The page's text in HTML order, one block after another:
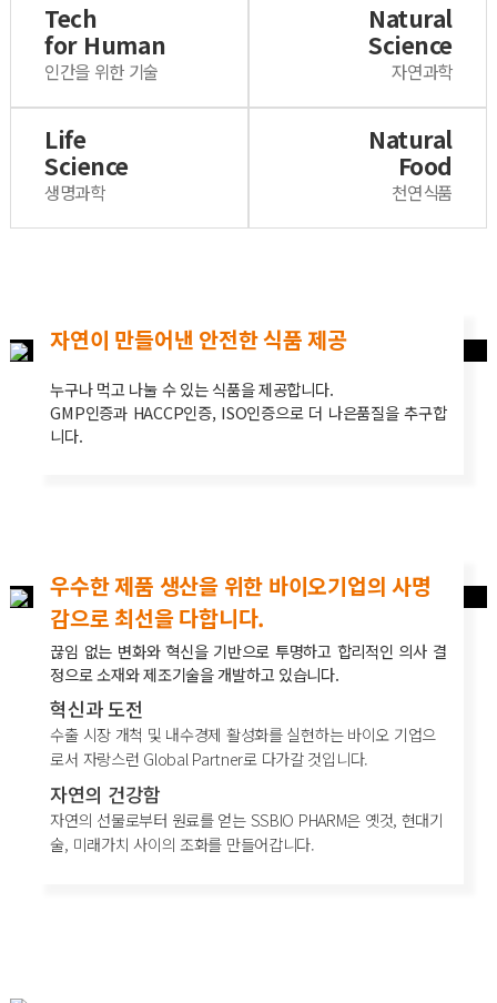
Tech
for Human
인간을 위한 기술
Natural
Science
자연과학
Life
Science
생명과학
Natural
Food
천연식품
자연이 만들어낸 안전한 식품 제공
누구나 먹고 나눌 수 있는 식품을 제공합니다.
GMP인증과 HACCP인증, ISO인증으로 더 나은품질을 추구합
니다.
우수한 제품 생산을 위한 바이오기업의 사명
감으로 최선을 다합니다.
끊임 없는 변화와 혁신을 기반으로 투명하고 합리적인 의사 결
정으로 소재와 제조기술을 개발하고 있습니다.
혁신과 도전
수출 시장 개척 및 내수경제 활성화를 실현하는 바이오 기업으
로서 자랑스런 Global Partner로 다가갈 것입니다.
자연의 건강함
자연의 선물로부터 원료를 얻는 SSBIO PHARM은 옛것, 현대기
술, 미래가치 사이의 조화를 만들어갑니다.